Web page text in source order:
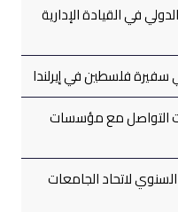
في القيادة الإدارية
فلسطين في إيرلندا
التواصل مع مؤسسات
لاتحاد الجامعات